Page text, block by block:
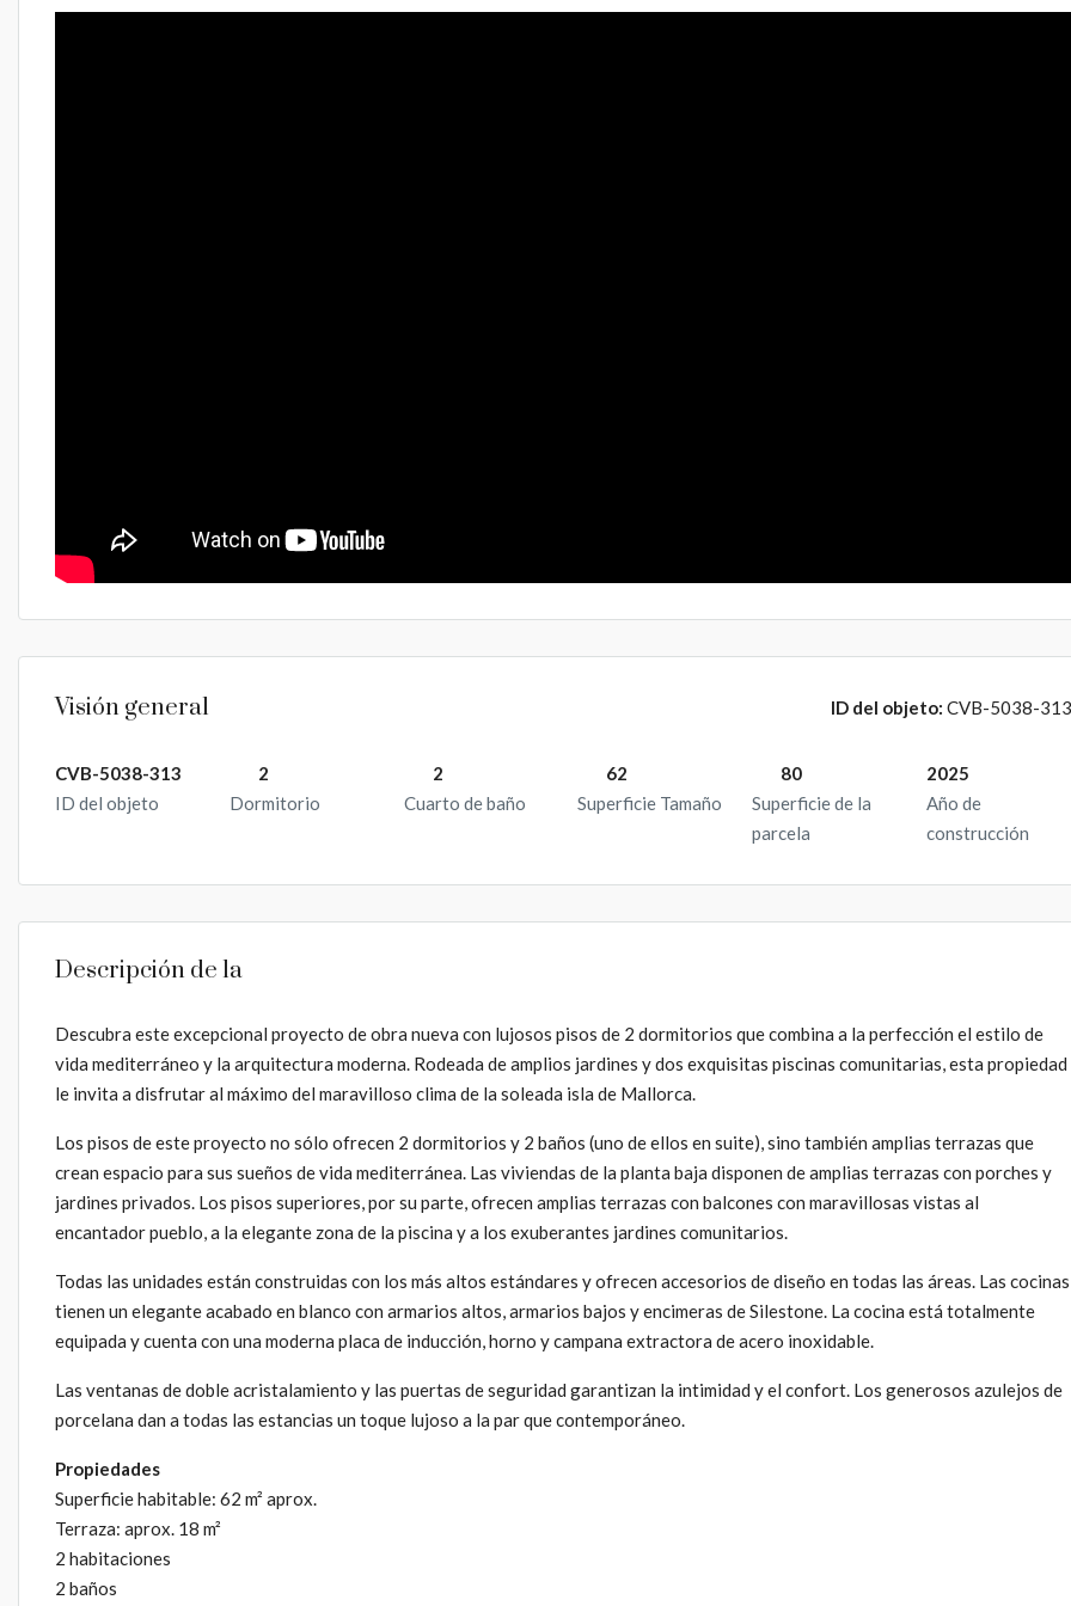
Visión general ID del objeto: CVB-5038-313
CVB-5038-313
ID del objeto
2
Dormitorio
2
Cuarto de baño
62
Superficie Tamaño
80
Superficie de la
parcela
2025
Año de
construcción
Descripción de la
Descubra este excepcional proyecto de obra nueva con lujosos pisos de 2 dormitorios que combina a la perfección el estilo de
vida mediterráneo y la arquitectura moderna. Rodeada de amplios jardines y dos exquisitas piscinas comunitarias, esta propiedad
le invita a disfrutar al máximo del maravilloso clima de la soleada isla de Mallorca.
Los pisos de este proyecto no sólo ofrecen 2 dormitorios y 2 baños (uno de ellos en suite), sino también amplias terrazas que
crean espacio para sus sueños de vida mediterránea. Las viviendas de la planta baja disponen de amplias terrazas con porches y
jardines privados. Los pisos superiores, por su parte, ofrecen amplias terrazas con balcones con maravillosas vistas al
encantador pueblo, a la elegante zona de la piscina y a los exuberantes jardines comunitarios.
Todas las unidades están construidas con los más altos estándares y ofrecen accesorios de diseño en todas las áreas. Las cocinas
tienen un elegante acabado en blanco con armarios altos, armarios bajos y encimeras de Silestone. La cocina está totalmente
equipada y cuenta con una moderna placa de inducción, horno y campana extractora de acero inoxidable.
Las ventanas de doble acristalamiento y las puertas de seguridad garantizan la intimidad y el confort. Los generosos azulejos de
porcelana dan a todas las estancias un toque lujoso a la par que contemporáneo.
Propiedades
Superficie habitable: 62 m² aprox.
Terraza: aprox. 18 m²
2 habitaciones
2 baños